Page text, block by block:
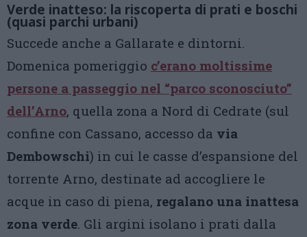
Verde inatteso: la riscoperta di prati e boschi
(quasi parchi urbani)
Succede anche a Gallarate e dintorni.
Domenica pomeriggio c’erano moltissime
persone a passeggio nel “parco sconosciuto”
dell’Arno, quella zona a Nord di Cedrate (sul
confine con Cassano, accesso da via
Dembowschi) in cui le casse d’espansione del
torrente Arno, destinate ad accogliere le
acque in caso di piena, regalano una inattesa
zona verde. Gli argini isolano i prati dalla